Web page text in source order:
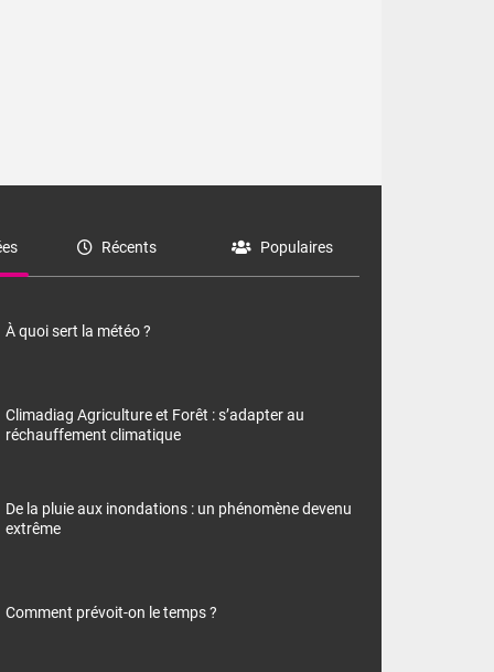
Récents Populaires
À quoi sert la météo ?
Climadiag Agriculture et Forêt : s’adapter au
réchauffement climatique
De la pluie aux inondations : un phénomène devenu
extrême
Comment prévoit-on le temps ?